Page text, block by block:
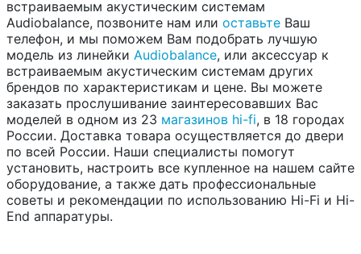
встраиваемым акустическим системам
Audiobalance, позвоните нам или оставьте Ваш
телефон, и мы поможем Вам подобрать лучшую
модель из линейки Audiobalance, или аксессуар к
встраиваемым акустическим системам других
брендов по характеристикам и цене. Вы можете
заказать прослушивание заинтересовавших Вас
моделей в одном из 23 магазинов hi-fi, в 18 городах
России. Доставка товара осуществляется до двери
по всей России. Наши специалисты помогут
установить, настроить все купленное на нашем сайте
оборудование, а также дать профессиональные
советы и рекомендации по использованию Hi-Fi и Hi-
End аппаратуры.